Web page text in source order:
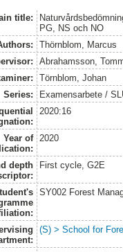
title:
PG, NS och NO
Thörnblom, Marcus
Abrahamsson,
Törnblom, Johan
Series:
Examensarbete /
2020:16
Year of
2020
depth
First cycle, G2E
SY002 Forest
(S) > School for